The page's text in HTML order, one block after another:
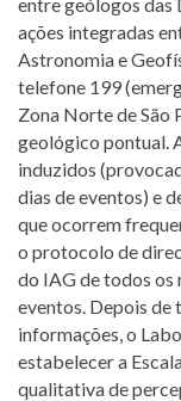
ações integradas
Astronomia e
telefone 199
Zona Norte de São
geológico pontual.
induzidos
dias de eventos) e
que ocorrem
o protocolo de
do IAG de todos os
eventos. Depois de
informações, o
estabelecer a
qualitativa de